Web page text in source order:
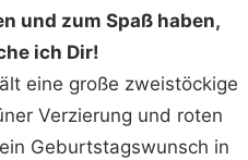
und zum Spaß haben,
ich Dir!
eine große zweistöckige
Verzierung und roten
Geburtstagswunsch in